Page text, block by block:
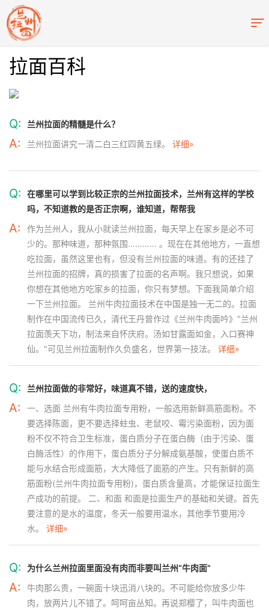
拉面百科
Q: 兰州拉面的精髓是什么？
A: 兰州拉面讲究一清二白三红四黄五绿。 详细»
Q:
在哪里可以学到比较正宗的兰州拉面技术，兰州有这样的学校
吗，不知道教的是否正宗啊，谁知道，帮帮我
A:
作为兰州人，我从小就读兰州拉面，每天早上在家乡是必不可
少的。那种味道，那种氛围………… 。现在在其他地方，一直想
吃拉面，虽然这里也有，但没有兰州拉面的味道。有的还挂了
兰州拉面的招牌，真的损害了拉面的名声啊。我只想说，如果
你想在其他地方吃家乡的拉面，你只有梦想。下面我简单介绍
一下兰州拉面。 兰州牛肉拉面技术在中国是独一无二的。拉面
制作在中国流传已久，清代王丹曾作过《兰州牛肉面吟》"兰州
拉面羡天下功，制法来自怀庆府。汤如甘露面如金，入口赛神
仙。"可见兰州拉面制作久负盛名，世界第一技法。 详细»
Q: 兰州拉面做的非常好，味道真不错，送的速度快，
A:
一、选面 兰州有牛肉拉面专用粉，一般选用新鲜高筋面粉。不
要选择陈面，更不要选择蛀虫、老鼠咬、霉污染面粉，因为面
粉不仅不符合卫生标准，蛋白质分子在蛋白酶（由于污染、蛋
白酶活性）的作用下，蛋白质分子分解成氨基酸，使蛋白质不
能与水结合形成面筋，大大降低了面筋的产生。只有新鲜的高
筋面粉(兰州牛肉拉面专用粉)，蛋白质含量高，才能保证拉面生
产成功的前提。 二、和面 和面是拉面生产的基础和关键。首先
要注意的是水的温度，冬天一般要用温水，其他季节要用冷
水。 详细»
Q: 为什么兰州拉面里面没有肉而非要叫兰州“牛肉面”
A:
牛肉那么贵，一碗面十块迅消八块的。不可能给你放多少牛
肉，放两片儿不错了。呵呵亩丛知。再说郑樱了，叫牛肉面也